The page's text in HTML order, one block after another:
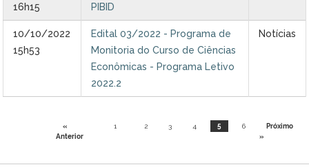
16h15
PIBID
10/10/2022
15h53
Edital 03/2022 - Programa de
Monitoria do Curso de Ciências
Econômicas - Programa Letivo
2022.2
Notícias
«
Anterior
1 2 3 4 5 6
Próximo
»